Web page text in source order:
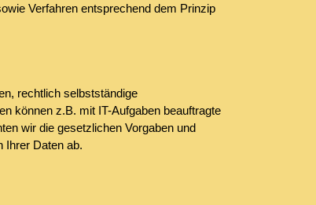
Verfahren entsprechend dem Prinzip
rechtlich selbstständige
können z.B. mit IT-Aufgaben beauftragte
wir die gesetzlichen Vorgaben und
Ihrer Daten ab.